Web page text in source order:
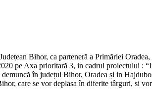
Bihor, ca parteneră a Primăriei
pe Axa prioritară 3, in cadrul proiectului
în județul Bihor, Oradea și in
care se vor deplasa în diferite târguri, si